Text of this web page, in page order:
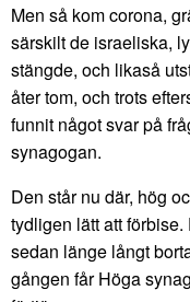
Men så kom corona,
särskilt de israeliska,
stängde, och likaså
åter tom, och trots
funnit något svar på
synagogan.
Den står nu där, hög
tydligen lätt att
sedan länge långt
gången får Höga